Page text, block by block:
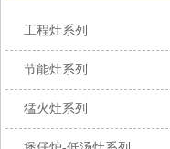
工程灶系列
节能灶系列
猛火灶系列